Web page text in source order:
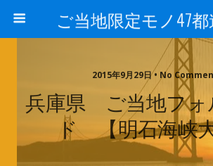
ご当地限定モノ47
2015年9月29日 • No
兵庫県 ご当地フォ
ド 【明石海峡